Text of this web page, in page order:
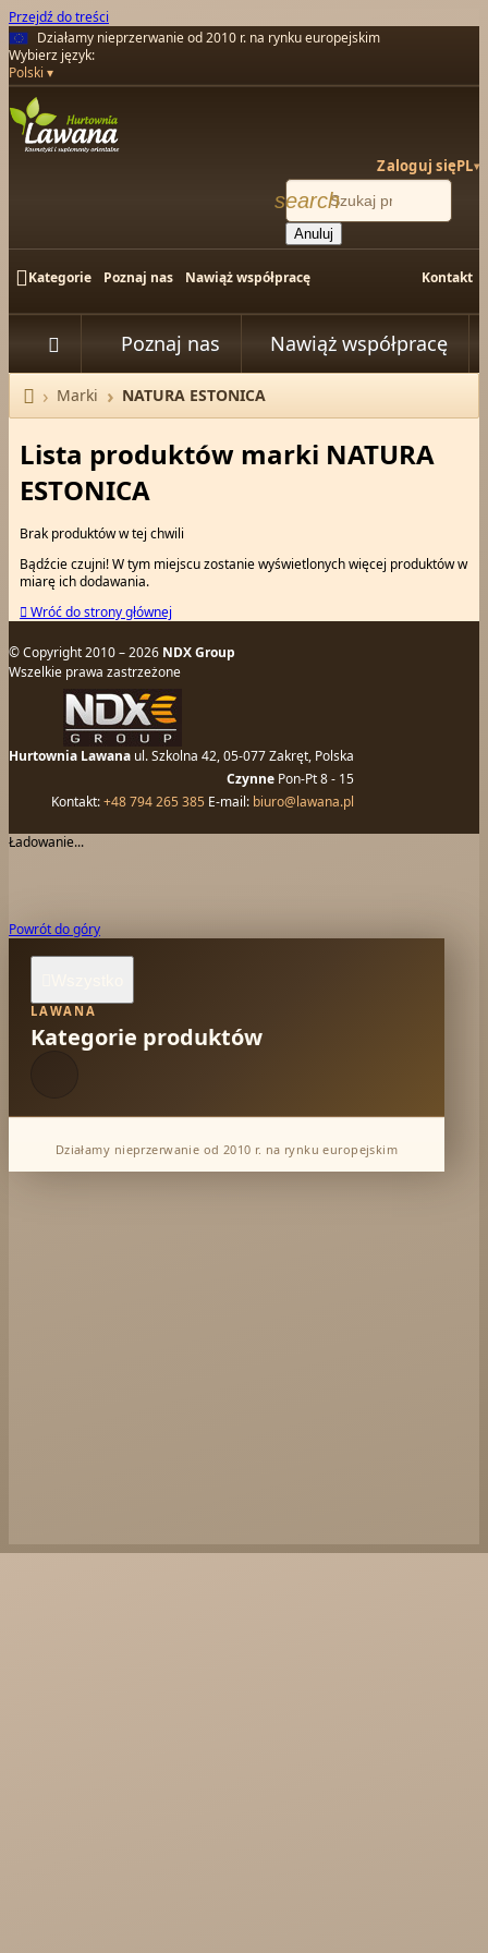
Przejdź do treści
Działamy nieprzerwanie od 2010 r. na rynku europejskim
Wybierz język:
Polski
Zaloguj sięPL▾
search
Anuluj
Kategorie Poznaj nas Nawiąż współpracę Kontakt
 Poznaj nas Nawiąż współpracę

Strona główna
Marki NATURA ESTONICA
Lista produktów marki NATURA
ESTONICA
Brak produktów w tej chwili
Bądźcie czujni! W tym miejscu zostanie wyświetlonych więcej produktów w
miarę ich dodawania.
 Wróć do strony głównej
Hurtownia Lawana ul. Szkolna 42, 05-077 Zakręt, Polska
Czynne Pon-Pt 8 - 15
Kontakt:+48 794 265 385 E-mail: biuro@lawana.pl
© Copyright 2010 – 2026 NDX Group
Wszelkie prawa zastrzeżone
Ładowanie...
Powrót do góry
LAWANA
Kategorie produktów
Dabur Hurt
Działamy nieprzerwanie od 2010 r. na rynku europejskim